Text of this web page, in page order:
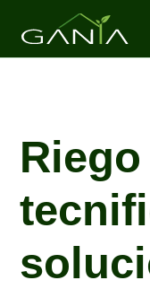
Riego